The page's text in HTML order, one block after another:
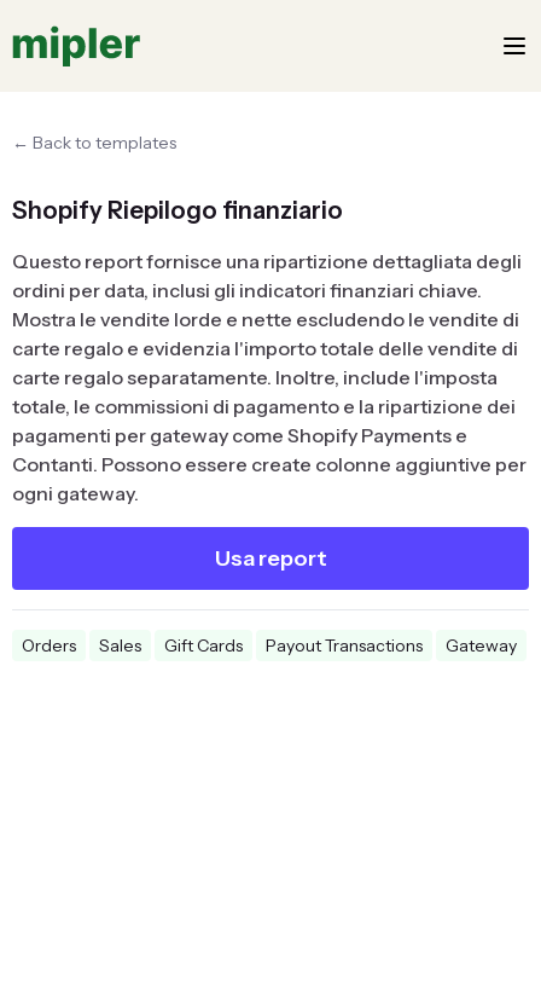
← Back to templates
Shopify Riepilogo finanziario
Questo report fornisce una ripartizione dettagliata degli
ordini per data, inclusi gli indicatori finanziari chiave.
Mostra le vendite lorde e nette escludendo le vendite di
carte regalo e evidenzia l'importo totale delle vendite di
carte regalo separatamente. Inoltre, include l'imposta
totale, le commissioni di pagamento e la ripartizione dei
pagamenti per gateway come Shopify Payments e
Contanti. Possono essere create colonne aggiuntive per
ogni gateway.
Usa report
Orders Sales Gift Cards Payout Transactions Gateway